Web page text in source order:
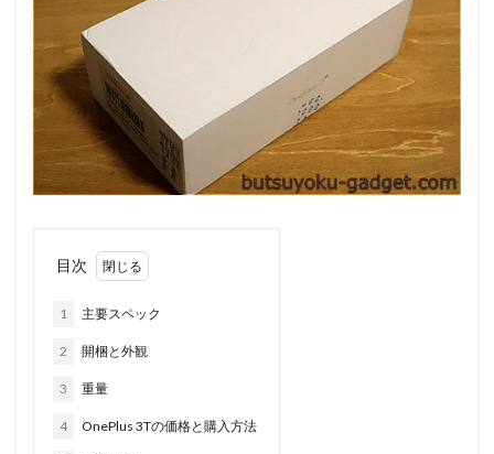
目次
1 主要スペック
2 開梱と外観
3 重量
4 OnePlus 3Tの価格と購入方法